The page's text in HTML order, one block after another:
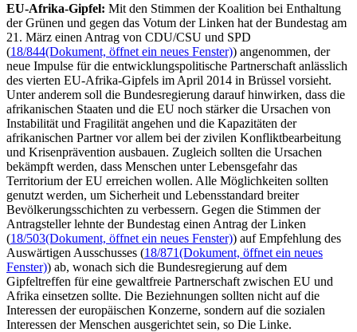
EU-Afrika-Gipfel: Mit den Stimmen der Koalition bei Enthaltung
der Grünen und gegen das Votum der Linken hat der Bundestag am
21. März einen Antrag von CDU/CSU und SPD
(18/844(Dokument, öffnet ein neues Fenster)) angenommen, der
neue Impulse für die entwicklungspolitische Partnerschaft anlässlich
des vierten EU-Afrika-Gipfels im April 2014 in Brüssel vorsieht.
Unter anderem soll die Bundesregierung darauf hinwirken, dass die
afrikanischen Staaten und die EU noch stärker die Ursachen von
Instabilität und Fragilität angehen und die Kapazitäten der
afrikanischen Partner vor allem bei der zivilen Konfliktbearbeitung
und Krisenprävention ausbauen. Zugleich sollten die Ursachen
bekämpft werden, dass Menschen unter Lebensgefahr das
Territorium der EU erreichen wollen. Alle Möglichkeiten sollten
genutzt werden, um Sicherheit und Lebensstandard breiter
Bevölkerungsschichten zu verbessern. Gegen die Stimmen der
Antragsteller lehnte der Bundestag einen Antrag der Linken
(18/503(Dokument, öffnet ein neues Fenster)) auf Empfehlung des
Auswärtigen Ausschusses (18/871(Dokument, öffnet ein neues
Fenster)) ab, wonach sich die Bundesregierung auf dem
Gipfeltreffen für eine gewaltfreie Partnerschaft zwischen EU und
Afrika einsetzen sollte. Die Beziehnungen sollten nicht auf die
Interessen der europäischen Konzerne, sondern auf die sozialen
Interessen der Menschen ausgerichtet sein, so Die Linke.